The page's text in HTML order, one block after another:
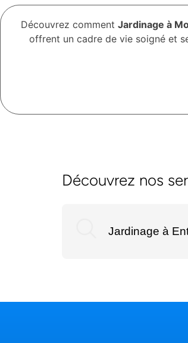
Découvrez comment Jardinage à
offrent un cadre de vie soigné et
Découvrez nos
Jardinage à